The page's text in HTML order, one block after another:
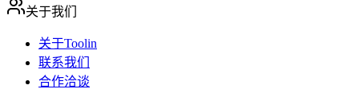
关于我们
关于Toolin
联系我们
合作洽谈